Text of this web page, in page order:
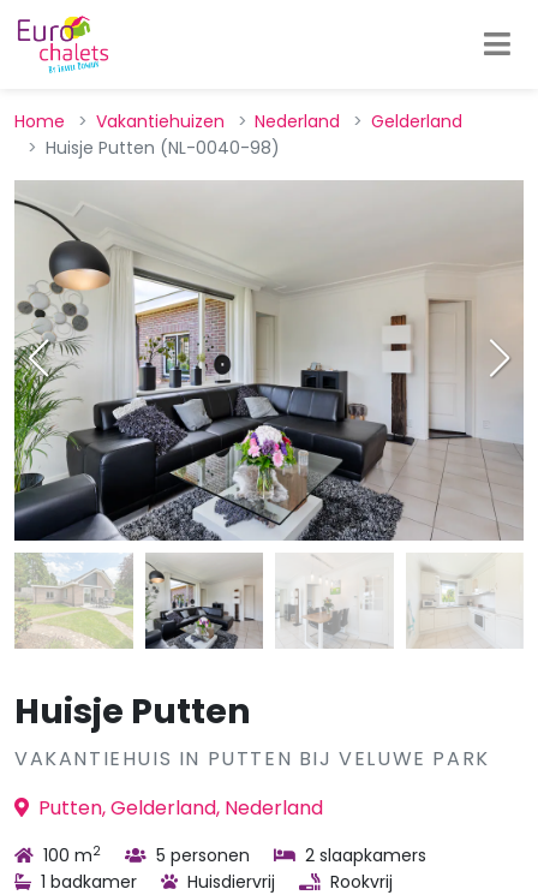
Home Vakantiehuizen Nederland
Gelderland
Huisje Putten (NL-0040-98)
Huisje Putten
VAKANTIEHUIS IN PUTTEN BIJ VELUWE PARK
Putten, Gelderland, Nederland
100 m2 5 personen
2 slaapkamers
1 badkamer
Huisdiervrij Rookvrij